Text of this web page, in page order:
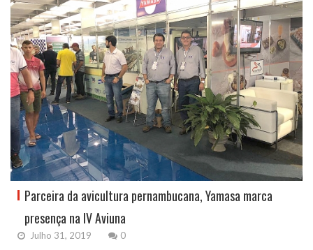
Parceira da avicultura pernambucana, Yamasa marca
presença na IV Aviuna
Julho 31, 2019 0